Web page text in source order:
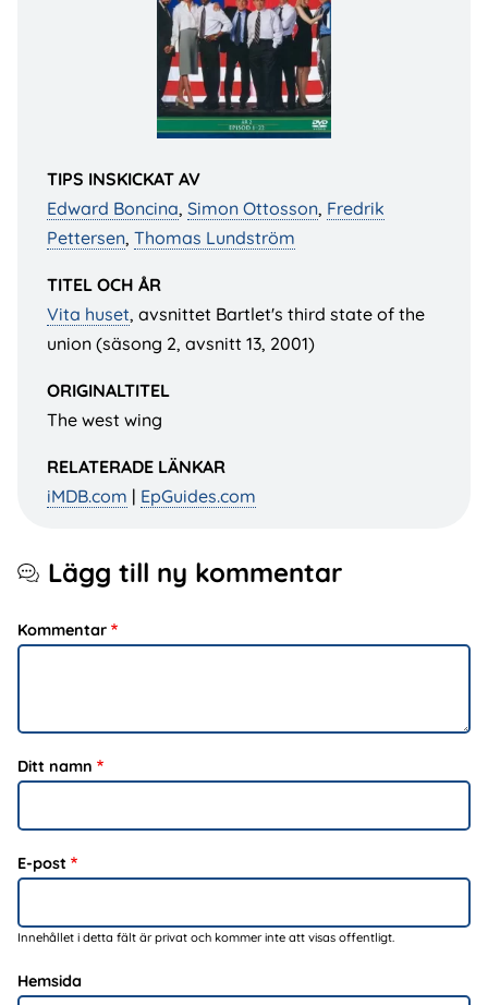
TIPS INSKICKAT AV
Edward Boncina,Simon Ottosson, Fredrik
Pettersen,Thomas Lundström
TITEL OCH ÅR
Vita huset, avsnittet Bartlet's third state of the
union (säsong 2, avsnitt 13, 2001)
ORIGINALTITEL
The west wing
RELATERADE LÄNKAR
iMDB.com | EpGuides.com
Lägg till ny kommentar
Kommentar
Ditt namn
E-post
Innehållet i detta fält är privat och kommer inte att visas offentligt.
Hemsida